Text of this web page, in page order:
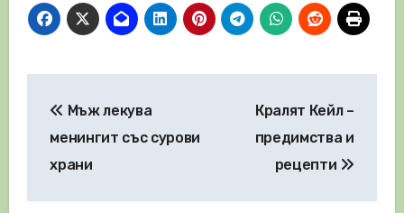
Мъж лекува
менингит със сурови
храни
Кралят Кейл –
предимства и
рецепти